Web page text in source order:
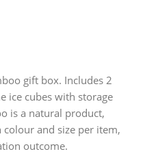
gift box. Includes 2
ice cubes with storage
is a natural product,
and size per item,
outcome.